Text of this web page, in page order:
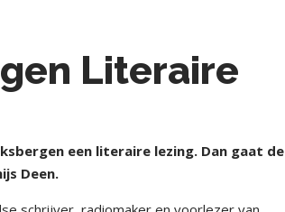
Literaire
een literaire lezing. Dan gaat de
Deen.